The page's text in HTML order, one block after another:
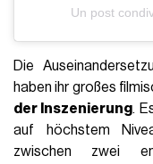
Un post
Die
haben ihr großes
der Inszenierung.
auf höchstem
zwischen zwei